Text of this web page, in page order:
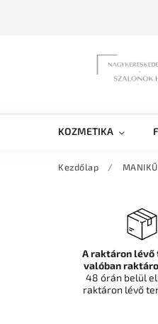
KOZMETIKA
Kezdőlap /
A raktáron lévő
valóban
48 órán belül
raktáron lévő